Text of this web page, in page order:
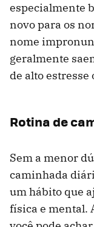
especialmente
novo para os
nome
geralmente
de alto estresse
Rotina de
Sem a menor
caminhada
um hábito que
física e mental.